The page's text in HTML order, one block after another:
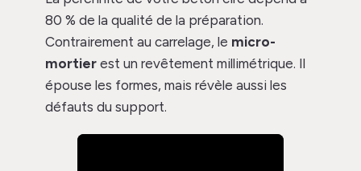
80 % de la qualité de la préparation.
Contrairement au carrelage, le micro-
mortier est un revêtement millimétrique. Il
épouse les formes, mais révèle aussi les
défauts du support.